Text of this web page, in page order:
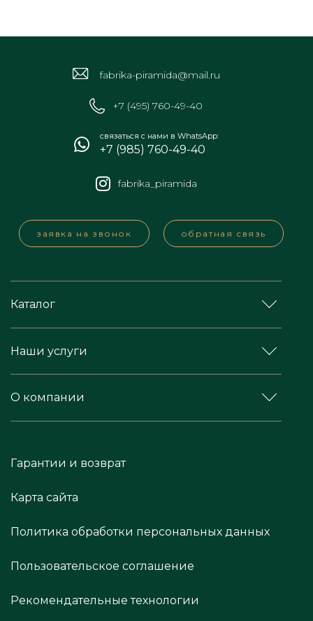
fabrika-piramida@mail.ru
+7 (495) 760-49-40
связаться с нами в WhatsApp:
+7 (985) 760-49-40
fabrika_piramida
заявка на звонок обратная связь
Каталог
Наши услуги
О компании
Гарантии и возврат
Карта сайта
Политика обработки персональных данных
Пользовательское соглашение
Рекомендательные технологии